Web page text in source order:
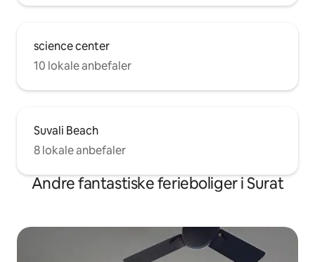
science center
10 lokale anbefaler
Suvali Beach
8 lokale anbefaler
Andre fantastiske ferieboliger i Surat